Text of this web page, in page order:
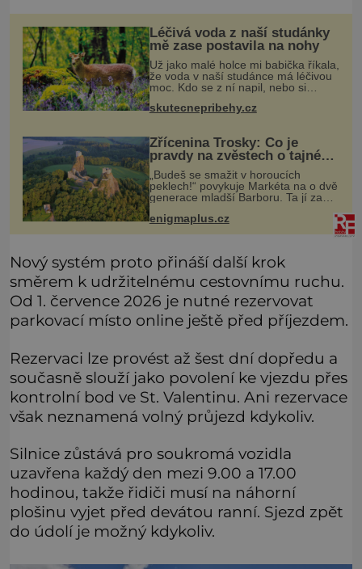
Léčivá voda z naší studánky
mě zase postavila na nohy
Už jako malé holce mi babička říkala,
že voda v naší studánce má léčivou
moc. Kdo se z ní napil, nebo si
natrhal bylinky kolem, tomu se
ulevilo. Ráda vzpomínám na své
skutecnepribehy.cz
Zřícenina Trosky: Co je
pravdy na zvěstech o tajné
chodbě?
„Budeš se smažit v horoucích
peklech!“ povykuje Markéta na o dvě
generace mladší Barboru. Ta jí za
chvíli slovní palbu opětuje. První je
zarytá katolička, druhá přesvědčená
enigmaplus.cz
Nový systém proto přináší další krok
směrem k udržitelnému cestovnímu ruchu.
Od 1. července 2026 je nutné rezervovat
parkovací místo online ještě před příjezdem.
Rezervaci lze provést až šest dní dopředu a
současně slouží jako povolení ke vjezdu přes
kontrolní bod ve St. Valentinu. Ani rezervace
však neznamená volný průjezd kdykoliv.
Silnice zůstává pro soukromá vozidla
uzavřena každý den mezi 9.00 a 17.00
hodinou, takže řidiči musí na náhorní
plošinu vyjet před devátou ranní. Sjezd zpět
do údolí je možný kdykoliv.